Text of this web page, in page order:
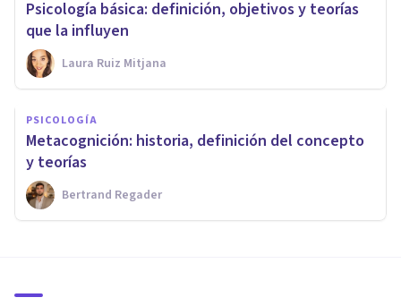
Psicología básica: definición, objetivos y teorías
que la influyen
Laura Ruiz Mitjana
PSICOLOGÍA
Metacognición: historia, definición del concepto
y teorías
Bertrand Regader